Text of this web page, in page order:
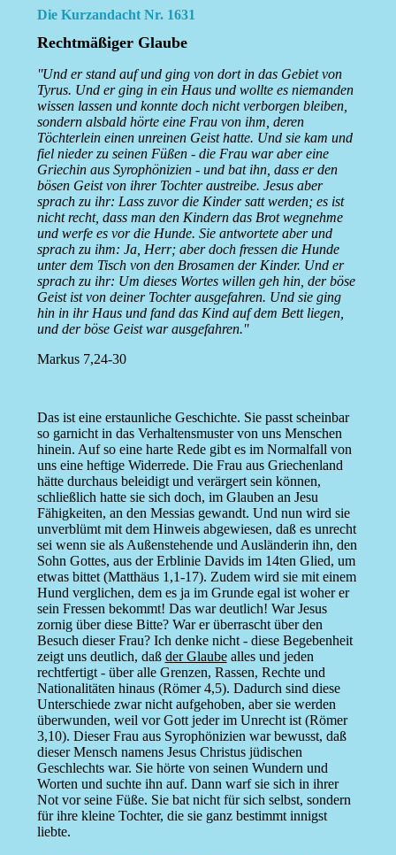
Die Kurzandacht Nr. 1631
Rechtmäßiger Glaube
''Und er stand auf und ging von dort in das Gebiet von
Tyrus. Und er ging in ein Haus und wollte es niemanden
wissen lassen und konnte doch nicht verborgen bleiben,
sondern alsbald hörte eine Frau von ihm, deren
Töchterlein einen unreinen Geist hatte. Und sie kam und
fiel nieder zu seinen Füßen - die Frau war aber eine
Griechin aus Syrophönizien - und bat ihn, dass er den
bösen Geist von ihrer Tochter austreibe. Jesus aber
sprach zu ihr: Lass zuvor die Kinder satt werden; es ist
nicht recht, dass man den Kindern das Brot wegnehme
und werfe es vor die Hunde. Sie antwortete aber und
sprach zu ihm: Ja, Herr; aber doch fressen die Hunde
unter dem Tisch von den Brosamen der Kinder. Und er
sprach zu ihr: Um dieses Wortes willen geh hin, der böse
Geist ist von deiner Tochter ausgefahren. Und sie ging
hin in ihr Haus und fand das Kind auf dem Bett liegen,
und der böse Geist war ausgefahren.''
Markus 7,24-30
Das ist eine erstaunliche Geschichte. Sie passt scheinbar
so garnicht in das Verhaltensmuster von uns Menschen
hinein. Auf so eine harte Rede gibt es im Normalfall von
uns eine heftige Widerrede. Die Frau aus Griechenland
hätte durchaus beleidigt und verärgert sein können,
schließlich hatte sie sich doch, im Glauben an Jesu
Fähigkeiten, an den Messias gewandt. Und nun wird sie
unverblümt mit dem Hinweis abgewiesen, daß es unrecht
sei wenn sie als Außenstehende und Ausländerin ihn, den
Sohn Gottes, aus der Erblinie Davids im 14ten Glied, um
etwas bittet (Matthäus 1,1-17). Zudem wird sie mit einem
Hund verglichen, dem es ja im Grunde egal ist woher er
sein Fressen bekommt! Das war deutlich! War Jesus
zornig über diese Bitte? War er überrascht über den
Besuch dieser Frau? Ich denke nicht - diese Begebenheit
zeigt uns deutlich, daß der Glaubealles und jeden
rechtfertigt - über alle Grenzen, Rassen, Rechte und
Nationalitäten hinaus (Römer 4,5). Dadurch sind diese
Unterschiede zwar nicht aufgehoben, aber sie werden
überwunden, weil vor Gott jeder im Unrecht ist (Römer
3,10). Dieser Frau aus Syrophönizien war bewusst, daß
dieser Mensch namens Jesus Christus jüdischen
Geschlechts war. Sie hörte von seinen Wundern und
Worten und suchte ihn auf. Dann warf sie sich in ihrer
Not vor seine Füße. Sie bat nicht für sich selbst, sondern
für ihre kleine Tochter, die sie ganz bestimmt innigst
liebte.